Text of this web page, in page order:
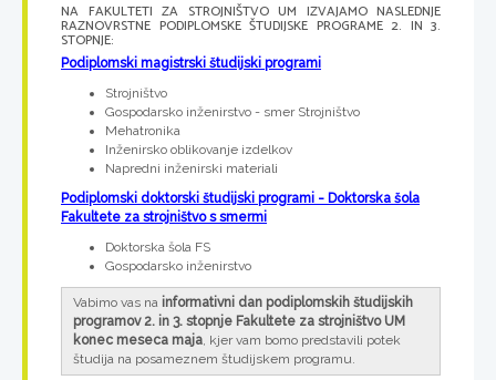
NA FAKULTETI ZA STROJNIŠTVO UM IZVAJAMO NASLEDNJE
RAZNOVRSTNE PODIPLOMSKE ŠTUDIJSKE PROGRAME 2. IN 3.
STOPNJE:
Podiplomski magistrski študijski programi
Strojništvo
Gospodarsko inženirstvo - smer Strojništvo
Mehatronika
Inženirsko oblikovanje izdelkov
Napredni inženirski materiali
Podiplomski doktorski študijski programi - Doktorska šola
Fakultete za strojništvo s smermi
Doktorska šola FS
Gospodarsko inženirstvo
Vabimo vas na informativni dan podiplomskih študijskih
programov 2. in 3. stopnje Fakultete za strojništvo UM
konec meseca maja, kjer vam bomo predstavili potek
študija na posameznem študijskem programu.